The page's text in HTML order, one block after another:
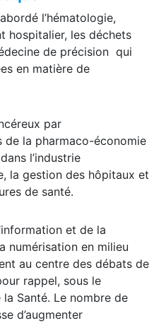
l’hématologie,
hospitalier, les déchets
de précision qui
en matière de
par
de la pharmaco-économie
l’industrie
la gestion des hôpitaux et
de santé.
et de la
numérisation en milieu
au centre des débats de
rappel, sous le
Santé. Le nombre de
d’augmenter